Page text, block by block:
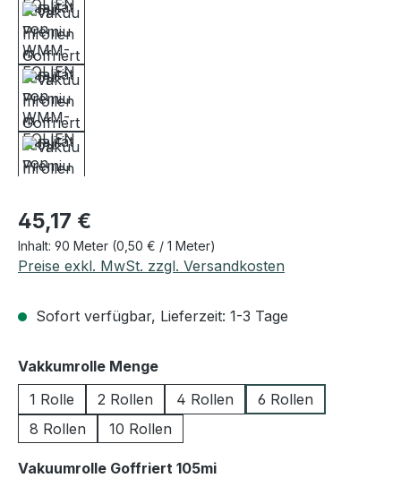
Regulärer Preis:
45,17 €
Inhalt: 90 Meter (0,50 € / 1 Meter)
Preise exkl. MwSt. zzgl. Versandkosten
Sofort verfügbar, Lieferzeit: 1-3 Tage
Vakkumrolle Mengeauswählen
1 Rolle
2 Rollen 4 Rollen
6 Rollen
8 Rollen
10 Rollen
Vakuumrolle Goffriert 105miauswählen